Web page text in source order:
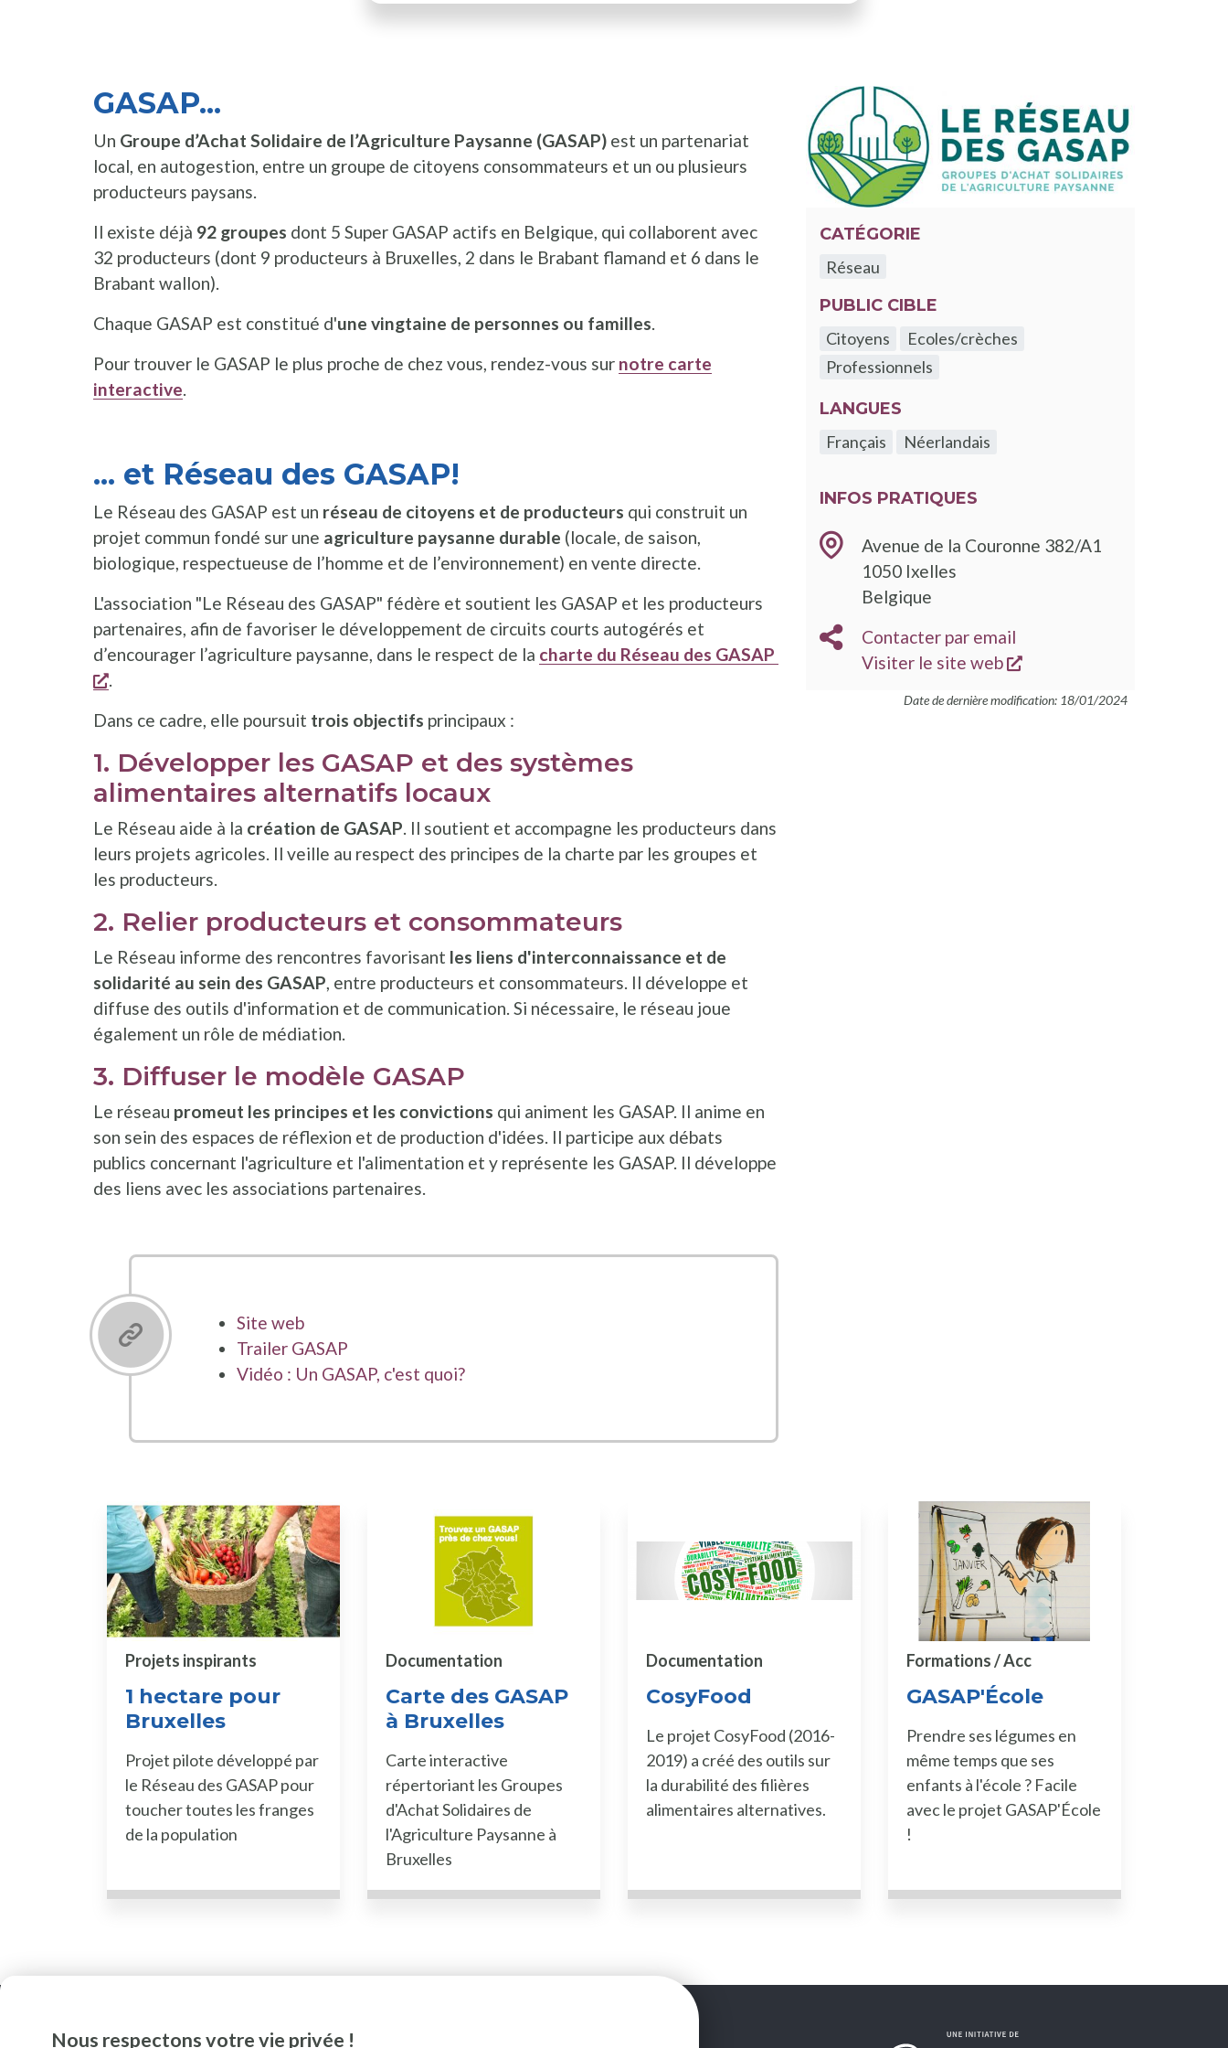
Nous respectons votre vie privée !
GASAP...
Un Groupe d’Achat Solidaire de l’Agriculture Paysanne (GASAP) est un partenariat
local, en autogestion, entre un groupe de citoyens consommateurs et un ou plusieurs
producteurs paysans.
Il existe déjà 92 groupes dont 5 Super GASAP actifs en Belgique, qui collaborent avec
32 producteurs (dont 9 producteurs à Bruxelles, 2 dans le Brabant flamand et 6 dans le
Brabant wallon).
Chaque GASAP est constitué d'une vingtaine de personnes ou familles.
Pour trouver le GASAP le plus proche de chez vous, rendez-vous sur notre carte
interactive.
... et Réseau des GASAP!
Le Réseau des GASAP est un réseau de citoyens et de producteurs qui construit un
projet commun fondé sur une agriculture paysanne durable (locale, de saison,
biologique, respectueuse de l’homme et de l’environnement) en vente directe.
L'association "Le Réseau des GASAP" fédère et soutient les GASAP et les producteurs
partenaires, afin de favoriser le développement de circuits courts autogérés et
d’encourager l’agriculture paysanne, dans le respect de la charte du Réseau des GASAP
s'ouvre dans une nouvelle fenêtre
.
Dans ce cadre, elle poursuit trois objectifs principaux :
1. Développer les GASAP et des systèmes
alimentaires alternatifs locaux
Le Réseau aide à la création de GASAP. Il soutient et accompagne les producteurs dans
leurs projets agricoles. Il veille au respect des principes de la charte par les groupes et
les producteurs.
​2. Relier producteurs et consommateurs
Le Réseau informe des rencontres favorisant les liens d'interconnaissance et de
solidarité au sein des GASAP, entre producteurs et consommateurs. Il développe et
diffuse des outils d'information et de communication. Si nécessaire, le réseau joue
également un rôle de médiation.
3. Diffuser le modèle GASAP
Le réseau promeut les principes et les convictions qui animent les GASAP. Il anime en
son sein des espaces de réflexion et de production d'idées. Il participe aux débats
publics concernant l'agriculture et l'alimentation et y représente les GASAP. Il développe
des liens avec les associations partenaires.
Site web
Trailer GASAP
Vidéo : Un GASAP, c'est quoi?
CATÉGORIE
Réseau
PUBLIC CIBLE
Citoyens
Ecoles/crèches
Professionnels
LANGUES
Français
Néerlandais
INFOS PRATIQUES
Avenue de la Couronne 382/A1
1050 Ixelles
Belgique
EMAIL
Contacter par email
SITE
Visiter le site web s'ouvre dans une
Date de dernière modification: 18/01/2024
1 hectare pour
Bruxelles
Projets inspirants
Projet pilote développé par
le Réseau des GASAP pour
toucher toutes les franges
de la population
Carte des GASAP
à Bruxelles
Documentation
Carte interactive
répertoriant les Groupes
d'Achat Solidaires de
l'Agriculture Paysanne à
Bruxelles
CosyFood
Documentation
Le projet CosyFood (2016-
2019) a créé des outils sur
la durabilité des filières
alimentaires alternatives.
GASAP'École
Formations / Acc
Prendre ses légumes en
même temps que ses
enfants à l'école ? Facile
avec le projet GASAP'École
!